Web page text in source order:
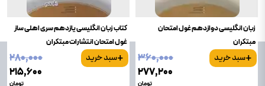
زبان انگلیسی دوازدهم غول امتحان
مبتکران
+سبد خرید
۳۶۰٬۰۰۰
۲۷۷٬۲۰۰
تومان
کتاب زبان انگلیسی یازدهم سری اهلی ساز
غول امتحان انتشارات مبتکران
+سبد خرید
۲۸۰٬۰۰۰
۲۱۵٬۶۰۰
تومان